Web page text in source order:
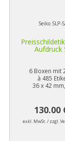
Seiko SLP-
Aufdruck
6 Boxen mit
à 485
36 x 42
130.00
exkl. MwSt. / zzgl.